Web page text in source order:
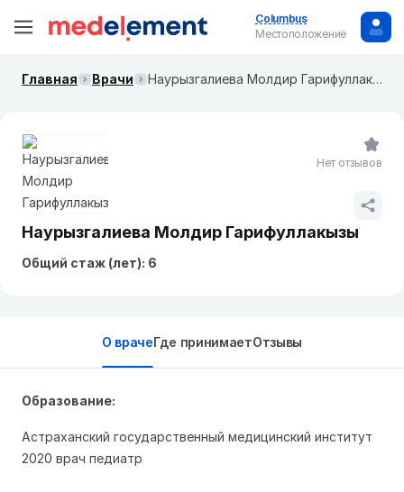
Columbus
Местоположение
Главная Врачи Наурызгалиева Молдир Гарифуллакызы
Наурызгалиева Молдир Гарифуллакызы
Общий стаж (лет): 6
Нет отзывов
О врачеГде принимаетОтзывы
Образование:
Астраханский государственный медицинский институт
2020 врач педиатр